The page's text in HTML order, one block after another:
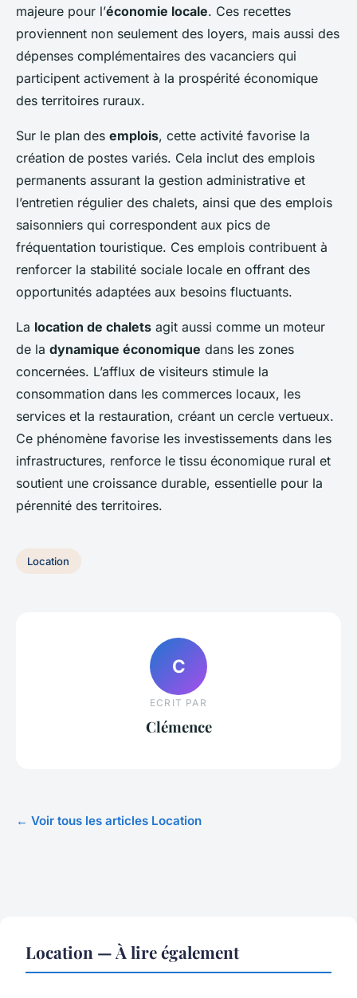
majeure pour l’économie locale. Ces recettes
proviennent non seulement des loyers, mais aussi des
dépenses complémentaires des vacanciers qui
participent activement à la prospérité économique
des territoires ruraux.
Sur le plan des emplois, cette activité favorise la
création de postes variés. Cela inclut des emplois
permanents assurant la gestion administrative et
l’entretien régulier des chalets, ainsi que des emplois
saisonniers qui correspondent aux pics de
fréquentation touristique. Ces emplois contribuent à
renforcer la stabilité sociale locale en offrant des
opportunités adaptées aux besoins fluctuants.
La location de chalets agit aussi comme un moteur
de la dynamique économique dans les zones
concernées. L’afflux de visiteurs stimule la
consommation dans les commerces locaux, les
services et la restauration, créant un cercle vertueux.
Ce phénomène favorise les investissements dans les
infrastructures, renforce le tissu économique rural et
soutient une croissance durable, essentielle pour la
pérennité des territoires.
Location
C
ECRIT PAR
Clémence
← Voir tous les articles Location
Location — À lire également